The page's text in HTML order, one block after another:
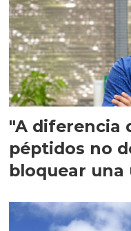
"A diferencia
péptidos no
bloquear